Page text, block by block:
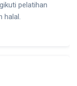
pelatihan
halal.